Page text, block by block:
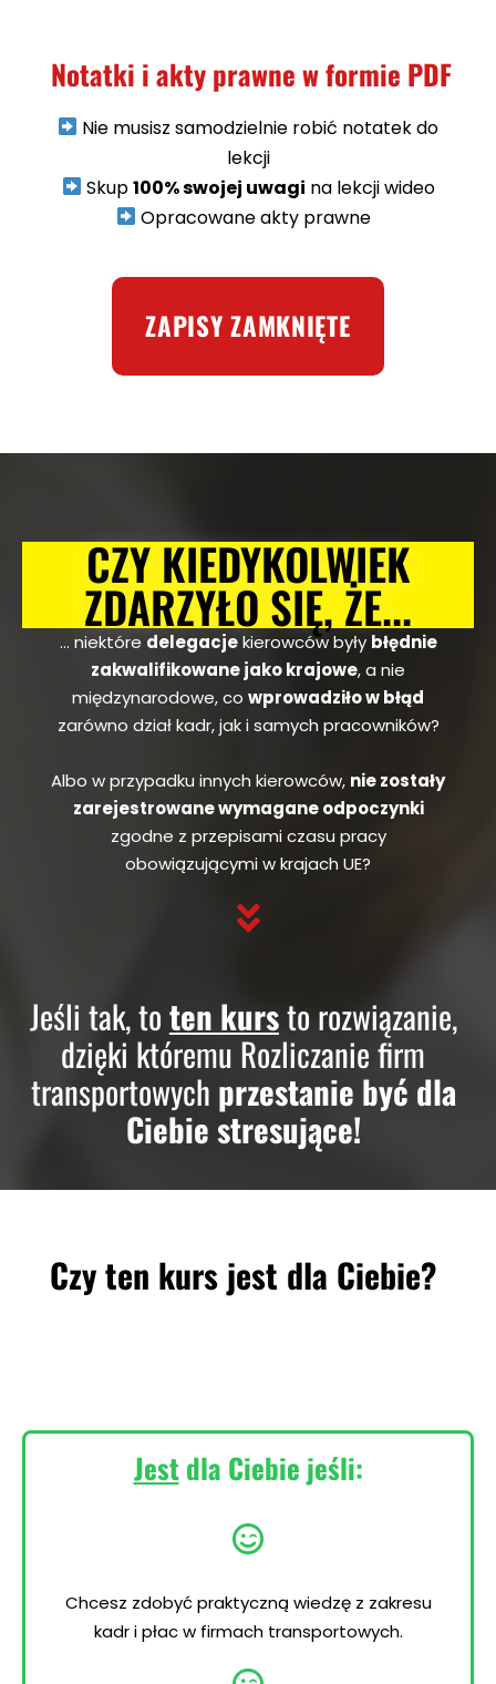
Notatki i akty prawne w formie PDF
Nie musisz samodzielnie robić notatek do
lekcji
Skup100% swojej uwagi na lekcji wideo
Opracowane akty prawne
ZAPISY ZAMKNIĘTE
CZY KIEDYKOLWIEK
ZDARZYŁO SIĘ, ŻE...​
… niektóre delegacjekierowców były błędnie
zakwalifikowane jako krajowe, a nie
międzynarodowe, co wprowadziło w błąd
zarówno dział kadr, jak i samych pracowników?
Albo w przypadku innych kierowców, nie zostały
zarejestrowane wymagane odpoczynki
zgodne z przepisami czasu pracy
obowiązującymi w krajach UE?
Jeśli tak, toten kursto rozwiązanie,
dzięki któremu Rozliczanie firm
transportowych przestanie być dla
Ciebie stresujące!
Czy ten kurs jest dla Ciebie?
Jestdla Ciebie jeśli:
Chcesz zdobyć praktyczną wiedzę z zakresu
kadr i płac w firmach transportowych.